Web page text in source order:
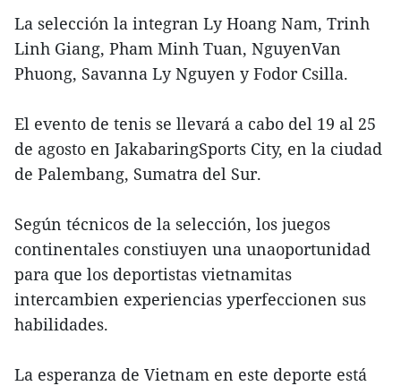
La selección la integran Ly Hoang Nam, Trinh
Linh Giang, Pham Minh Tuan, NguyenVan
Phuong, Savanna Ly Nguyen y Fodor Csilla.
El evento de tenis se llevará a cabo del 19 al 25
de agosto en JakabaringSports City, en la ciudad
de Palembang, Sumatra del Sur.
Según técnicos de la selección, los juegos
continentales constiuyen una unaoportunidad
para que los deportistas vietnamitas
intercambien experiencias yperfeccionen sus
habilidades.
La esperanza de Vietnam en este deporte está